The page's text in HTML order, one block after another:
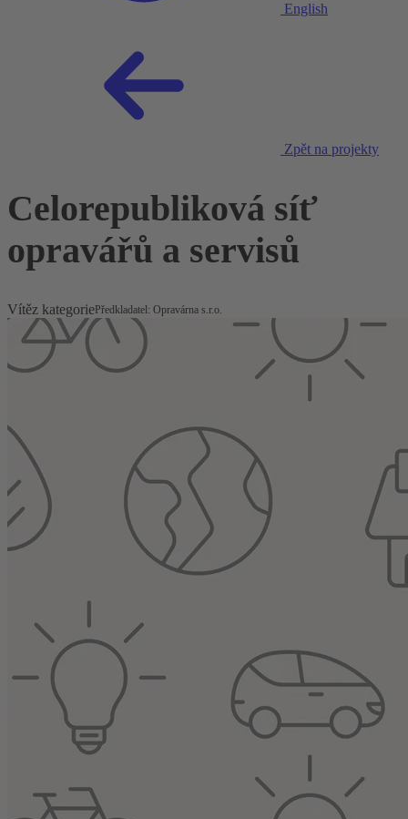
English
Zpět na projekty
Celorepubliková síť
opravářů a servisů
Vítěz kategoriePředkladatel: Opravárna s.r.o.